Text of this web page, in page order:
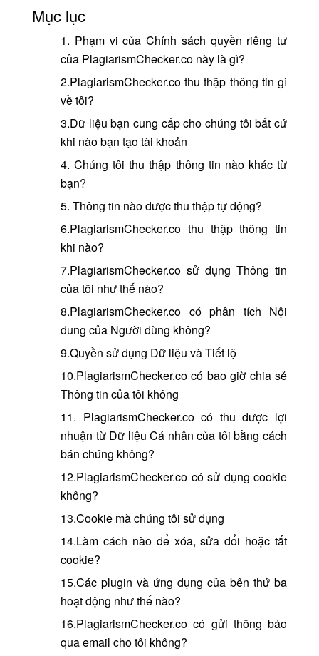
Mục lục
1. Phạm vi của Chính sách quyền riêng tư
của PlagiarismChecker.co này là gì?
2.PlagiarismChecker.co thu thập thông tin gì
về tôi?
3.Dữ liệu bạn cung cấp cho chúng tôi bất cứ
khi nào bạn tạo tài khoản
4. Chúng tôi thu thập thông tin nào khác từ
bạn?
5. Thông tin nào được thu thập tự động?
6.PlagiarismChecker.co thu thập thông tin
khi nào?
7.PlagiarismChecker.co sử dụng Thông tin
của tôi như thế nào?
8.PlagiarismChecker.co có phân tích Nội
dung của Người dùng không?
9.Quyền sử dụng Dữ liệu và Tiết lộ
10.PlagiarismChecker.co có bao giờ chia sẻ
Thông tin của tôi không
11. PlagiarismChecker.co có thu được lợi
nhuận từ Dữ liệu Cá nhân của tôi bằng cách
bán chúng không?
12.PlagiarismChecker.co có sử dụng cookie
không?
13.Cookie mà chúng tôi sử dụng
14.Làm cách nào để xóa, sửa đổi hoặc tắt
cookie?
15.Các plugin và ứng dụng của bên thứ ba
hoạt động như thế nào?
16.PlagiarismChecker.co có gửi thông báo
qua email cho tôi không?